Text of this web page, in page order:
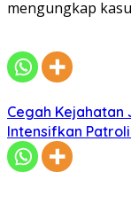
mengungkap
Cegah Kejahatan
Intensifkan